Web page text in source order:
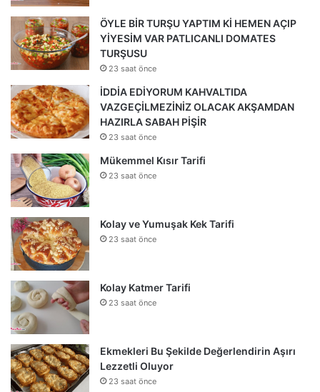
ÖYLE BİR TURŞU YAPTIM Kİ HEMEN AÇIP
YİYESİM VAR PATLICANLI DOMATES
TURŞUSU
23 saat önce
İDDİA EDİYORUM KAHVALTIDA
VAZGEÇİLMEZİNİZ OLACAK AKŞAMDAN
HAZIRLA SABAH PİŞİR
23 saat önce
Mükemmel Kısır Tarifi
23 saat önce
Kolay ve Yumuşak Kek Tarifi
23 saat önce
Kolay Katmer Tarifi
23 saat önce
Ekmekleri Bu Şekilde Değerlendirin Aşırı
Lezzetli Oluyor
23 saat önce